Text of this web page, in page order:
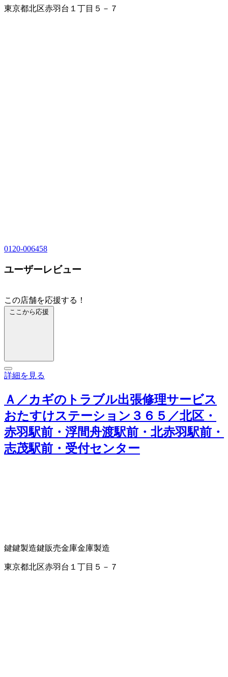
東京都北区赤羽台１丁目５－７
0120-006458
ユーザーレビュー
この店舗を応援する！
ここから応援
詳細を見る
Ａ／カギのトラブル出張修理サービス
おたすけステーション３６５／北区・
赤羽駅前・浮間舟渡駅前・北赤羽駅前・
志茂駅前・受付センター
鍵鍵製造鍵販売金庫金庫製造
東京都北区赤羽台１丁目５－７